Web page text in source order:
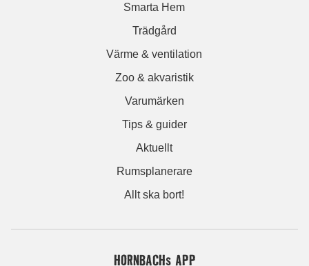
Smarta Hem
Trädgård
Värme & ventilation
Zoo & akvaristik
Varumärken
Tips & guider
Aktuellt
Rumsplanerare
Allt ska bort!
HORNBACHs APP